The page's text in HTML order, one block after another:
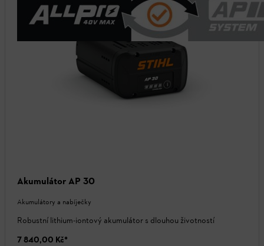
Akumulátor AP 30
Akumulátory a nabíječky
Robustní lithium-iontový akumulátor s dlouhou životností
7 840,00 Kč*